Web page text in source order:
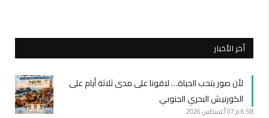
أخر الأخبار
لأن صور بتحب الحياة… لاقونا على مدى ثلاثة أيام على
الكورنيش البحري الجنوبي
6:58 م 07 أغسطس 2026